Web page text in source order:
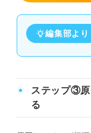
編集部より
ステップ③原
る